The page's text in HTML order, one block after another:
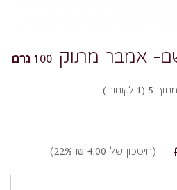
אמבר מתוק 100 גרם
(חיסכון של 4.00 ₪ 22%)